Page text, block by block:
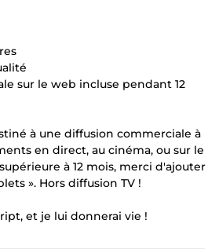
sur le web incluse pendant 12
à une diffusion commerciale à
en direct, au cinéma, ou sur le
à 12 mois, merci d'ajouter
». Hors diffusion TV !
et je lui donnerai vie !